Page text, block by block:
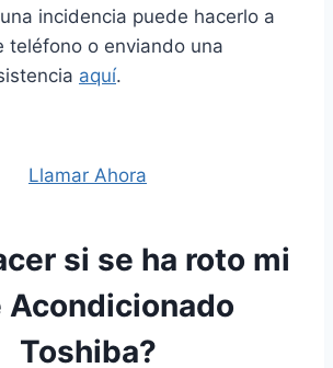
incidencia puede hacerlo a
teléfono o enviando una
aquí.
Llamar Ahora
si se ha roto mi
Acondicionado
Toshiba?